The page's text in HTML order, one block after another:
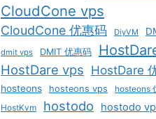
CloudCone vps
CloudCone 优惠码 DiyVM
dmit vps DMIT 优惠码
HostDare vps HostDare
hosteons hosteons vps
hosteons
HostKvm
hostodo hostodo